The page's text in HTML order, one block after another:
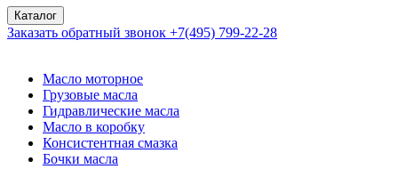
Каталог
Заказать обратный звонок +7(495) 799-22-28
Масло моторное
Грузовые масла
Гидравлические масла
Масло в коробку
Консистентная смазка
Бочки масла